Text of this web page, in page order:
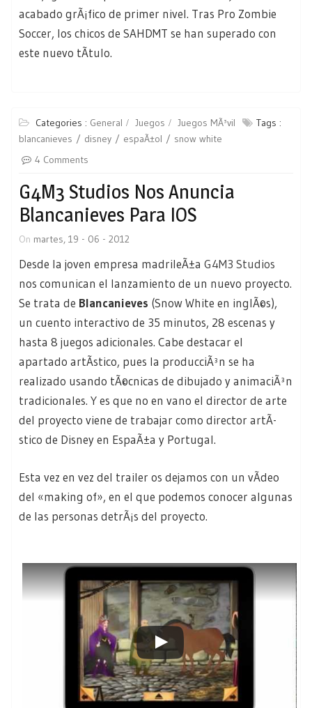
acabado grÃ¡fico de primer nivel. Tras Pro Zombie
Soccer, los chicos de SAHDMT se han superado con
este nuevo tÃ­tulo.
Categories : General Juegos Juegos MÃ³vil
Tags :
blancanieves
disney espaÃ±ol
snow white
4 Comments
G4M3 Studios Nos Anuncia
Blancanieves Para IOS
On martes, 19 - 06 - 2012
Desde la joven empresa madrileÃ±a G4M3 Studios
nos comunican el lanzamiento de un nuevo proyecto.
Se trata de Blancanieves (Snow White en inglÃ©s),
un cuento interactivo de 35 minutos, 28 escenas y
hasta 8 juegos adicionales. Cabe destacar el
apartado artÃ­stico, pues la producciÃ³n se ha
realizado usando tÃ©cnicas de dibujado y animaciÃ³n
tradicionales. Y es que no en vano el director de arte
del proyecto viene de trabajar como director artÃ­
stico de Disney en EspaÃ±a y Portugal.
Esta vez en vez del trailer os dejamos con un vÃ­deo
del «making of», en el que podemos conocer algunas
de las personas detrÃ¡s del proyecto.